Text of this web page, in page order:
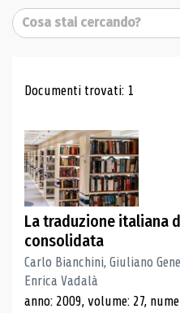
Cerca
Risultati di
Documenti trovati: 1
La traduzione italiana
consolidata
Carlo Bianchini, Giuliano
Enrica Vadalà
anno: 2009, volume: 27,